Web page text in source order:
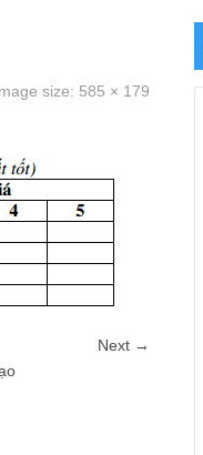
size: 585 × 179
Next →